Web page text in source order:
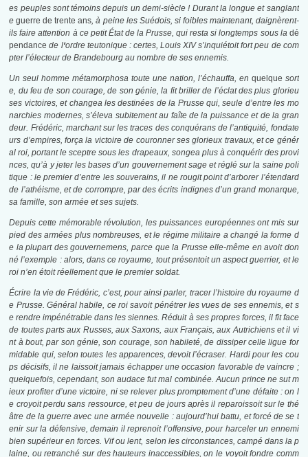
es peuples sont témoins depuis un demi-siècle ! Durant la longue et sanglant
eguerre de trente ans, à peine les Suédois, si foibles maintenant, daignèrent-
ils faire attention à ce petit État de la Prusse, qui resta si longtemps sous la dé
pendancede l‘ordre teutonique : certes, Louis XIV s’inquiétoit fort peu de com
pter l’électeur de Brandebourg au nombre de ses ennemis.
Un seul homme métamorphosa toute une nation, l’échauffa, en quelque sort
e, du feu de son courage, de son génie, la fit briller de l’éclat des plus glorieu
ses victoires, et changea les destinées de la Prusse qui, seule d’entre les mo
narchies modernes, s’éleva subitement au faîte de la puissance et de la gran
deur. Frédéric, marchant sur les traces des conquérans de l’antiquité, fondate
urs d’empires, força la victoire de couronner ses glorieux travaux, et ce génér
al roi, portant le sceptre sous les drapeaux, songea plus à conquérir des provi
nces, qu’à y jeter les bases d’un gouvernement sage et réglé sur la saine poli
tique : le premier d’entre les souverains, il ne rougit point d’arborer l’étendard
de l’athéisme, et de corrompre, par des écrits indignes d’un grand monarque,
sa famille, son armée et ses sujets.
Depuis cette mémorable révolution, les puissances européennes ont mis sur
pied des armées plus nombreuses, et le régime militaire a changé la forme d
e la plupart des gouvernemens, parce que la Prusse elle-même en avoit don
né l’exemple : alors, dans ce royaume, tout présentoit un aspect guerrier, et le
roi n’en étoit réellement que le premier soldat.
Écrire la vie de Frédéric, c’est, pour ainsi parler, tracer l’histoire du royaume d
e Prusse. Général habile, ce roi savoit pénétrer les vues de ses ennemis, et s
e rendre impénétrable dans les siennes. Réduit à ses propres forces, il fit face
de toutes parts aux Russes, aux Saxons, aux Français, aux Autrichiens et il vi
nt à bout, par son génie, son courage, son habileté, de dissiper celle ligue for
midable qui, selon toutes les apparences, devoit l’écraser. Hardi pour les cou
ps décisifs, il ne laissoit jamais échapper une occasion favorable de vaincre ;
quelquefois, cependant, son audace fut mal combinée. Aucun prince ne sut m
ieux profiter d’une victoire, ni se relever plus promptement d’une défaite : on l
e croyoit perdu sans ressource, et peu de jours après il reparoissoit sur le thé
âtre de la guerre avec une armée nouvelle : aujourd’hui battu, et forcé de se t
enir sur la défensive, demain il reprenoit l’offensive, pour harceler un ennemi
bien supérieur en forces. Vif ou lent, selon les circonstances, campé dans la p
laine, ou retranché sur des hauteurs inaccessibles, on le voyoit fondre comm